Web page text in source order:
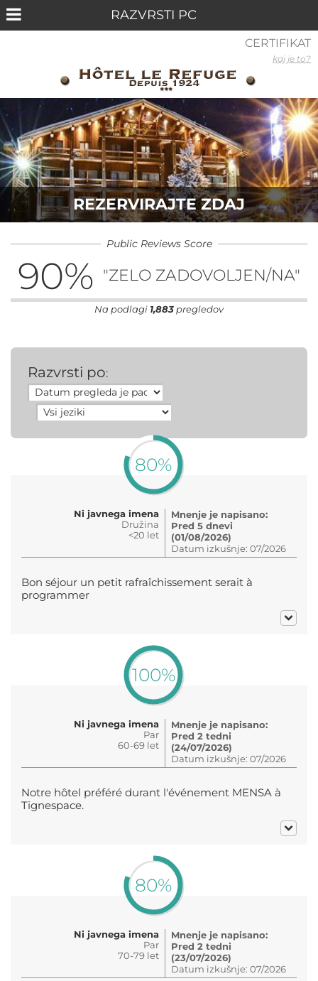
REZERVIRAJTE ZDAJ
Public Reviews Score
90% "ZELO ZADOVOLJEN/NA"
Na podlagi 1,883 pregledov
Razvrsti po:
80%
Ni javnega imena
Družina
<20 let
Mnenje je napisano:
Pred 5 dnevi
(01/08/2026)
Datum izkušnje: 07/2026
Bon séjour un petit rafraîchissement serait à
programmer
100%
Ni javnega imena
Par
60-69 let
Mnenje je napisano:
Pred 2 tedni
(24/07/2026)
Datum izkušnje: 07/2026
Notre hôtel préféré durant l'événement MENSA à
Tignespace.
80%
Ni javnega imena
Par
70-79 let
Mnenje je napisano:
Pred 2 tedni
(23/07/2026)
Datum izkušnje: 07/2026
CERTIFIKAT
kaj je to?